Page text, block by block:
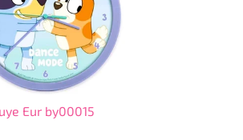
Eur by00015